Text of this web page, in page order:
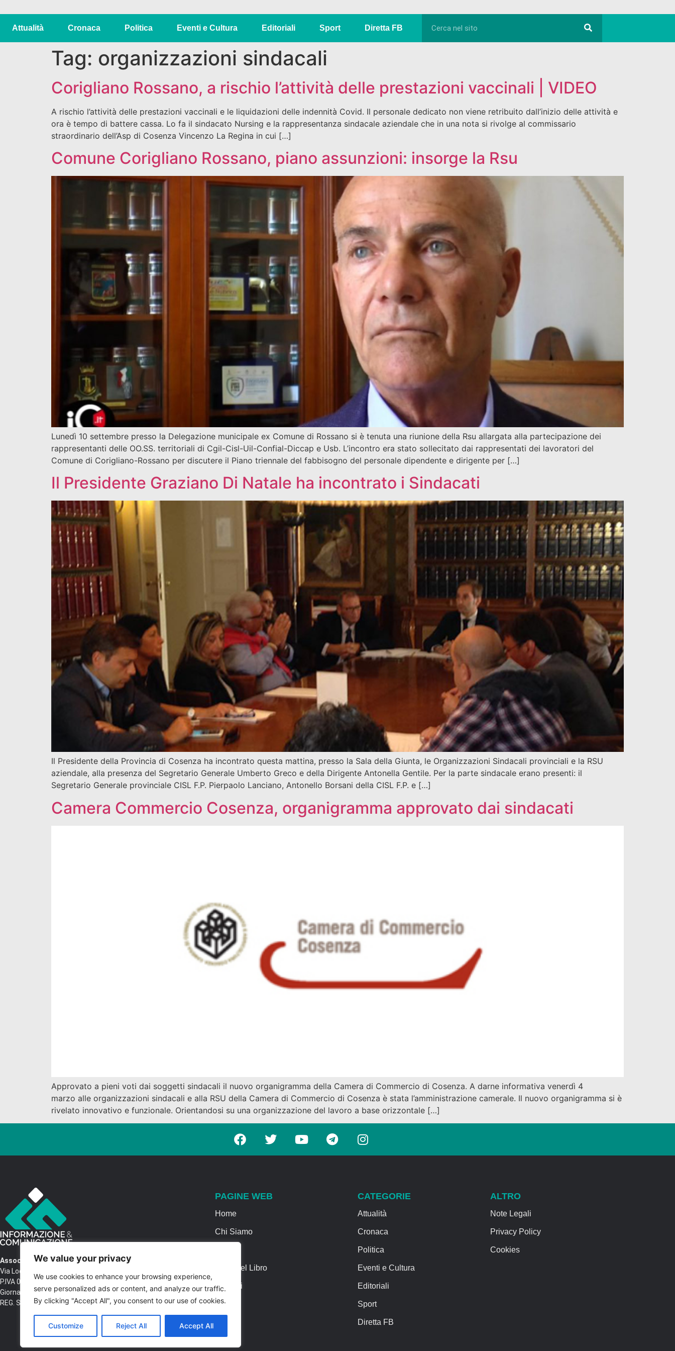
We value your privacy
We use cookies to enhance your browsing experience,
serve personalized ads or content, and analyze our traffic.
By clicking "Accept All", you consent to our use of cookies.
Customize Reject All Accept All
Attualità Cronaca Politica Eventi e Cultura Editoriali Sport Diretta FB
Tag: organizzazioni sindacali
Corigliano Rossano, a rischio l’attività delle prestazioni vaccinali | VIDEO
A rischio l’attività delle prestazioni vaccinali e le liquidazioni delle indennità Covid. Il personale dedicato non viene retribuito dall’inizio delle attività e
ora è tempo di battere cassa. Lo fa il sindacato Nursing e la rappresentanza sindacale aziendale che in una nota si rivolge al commissario
straordinario dell’Asp di Cosenza Vincenzo La Regina in cui […]
Comune Corigliano Rossano, piano assunzioni: insorge la Rsu
Lunedì 10 settembre presso la Delegazione municipale ex Comune di Rossano si è tenuta una riunione della Rsu allargata alla partecipazione dei
rappresentanti delle OO.SS. territoriali di Cgil-Cisl-Uil-Confial-Diccap e Usb. L’incontro era stato sollecitato dai rappresentati dei lavoratori del
Comune di Corigliano-Rossano per discutere il Piano triennale del fabbisogno del personale dipendente e dirigente per […]
Il Presidente Graziano Di Natale ha incontrato i Sindacati
Il Presidente della Provincia di Cosenza ha incontrato questa mattina, presso la Sala della Giunta, le Organizzazioni Sindacali provinciali e la RSU
aziendale, alla presenza del Segretario Generale Umberto Greco e della Dirigente Antonella Gentile. Per la parte sindacale erano presenti: il
Segretario Generale provinciale CISL F.P. Pierpaolo Lanciano, Antonello Borsani della CISL F.P. e […]
Camera Commercio Cosenza, organigramma approvato dai sindacati
Approvato a pieni voti dai soggetti sindacali il nuovo organigramma della Camera di Commercio di Cosenza. A darne informativa venerdì 4
marzo alle organizzazioni sindacali e alla RSU della Camera di Commercio di Cosenza è stata l’amministrazione camerale. Il nuovo organigramma si è
rivelato innovativo e funzionale. Orientandosi su una organizzazione del lavoro a base orizzontale […]
Associazione Informazione & Comunicazione
Via Locri SNC – 87064 Corigliano Rossano CS
P.IVA 03516250788 – C.F. 97037680788 Testata
Giornalistica n. 1399/2017 R.G.V.G.N. 02/2017
REG. STAMPA Tribunale di Castrovillari
PAGINE WEB
Home
Chi Siamo
Casa del Libro
Contatti
CATEGORIE
Attualità
Cronaca
Politica
Eventi e Cultura
Editoriali
Sport
Diretta FB
ALTRO
Note Legali
Privacy Policy
Cookies